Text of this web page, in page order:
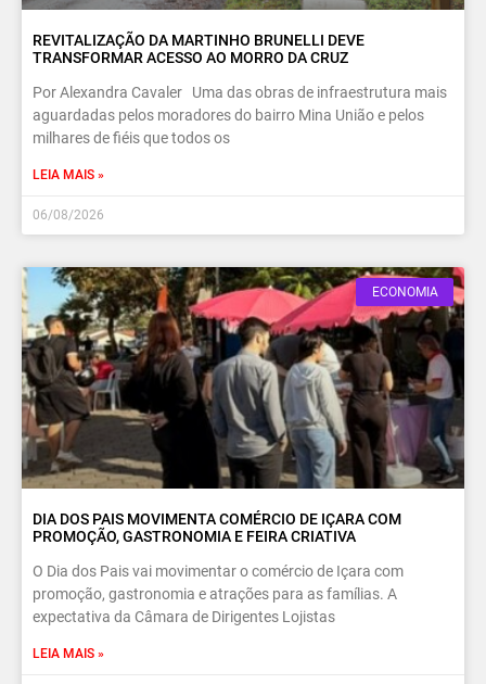
REVITALIZAÇÃO DA MARTINHO BRUNELLI DEVE
TRANSFORMAR ACESSO AO MORRO DA CRUZ
Por Alexandra Cavaler Uma das obras de infraestrutura mais
aguardadas pelos moradores do bairro Mina União e pelos
milhares de fiéis que todos os
LEIA MAIS »
06/08/2026
ECONOMIA
DIA DOS PAIS MOVIMENTA COMÉRCIO DE IÇARA COM
PROMOÇÃO, GASTRONOMIA E FEIRA CRIATIVA
O Dia dos Pais vai movimentar o comércio de Içara com
promoção, gastronomia e atrações para as famílias. A
expectativa da Câmara de Dirigentes Lojistas
LEIA MAIS »